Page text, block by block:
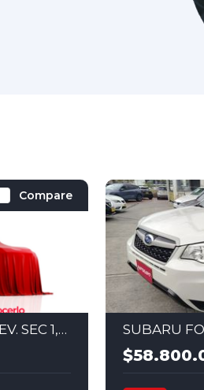
Compare
KIA NIRO ZENITH HEV. SEC 1,6 HYBRID 4X2 2025